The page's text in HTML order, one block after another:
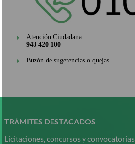
Atención Ciudadana
948 420 100
Buzón de sugerencias o quejas
contenido
TRÁMITES DESTACADOS
Licitaciones, concursos y convocatorias